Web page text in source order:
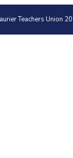
Teachers Union